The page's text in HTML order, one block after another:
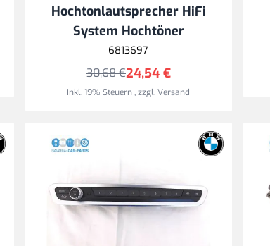
Hochtonlautsprecher HiFi
System Hochtöner
6813697
24,54 €
30,68 €
Inkl. 19% Steuern,zzgl.Versand